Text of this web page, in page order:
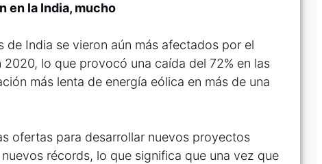
en la India, mucho
India se vieron aún más afectados por el
lo que provocó una caída del 72% en las
más lenta de energía eólica en más de una
ofertas para desarrollar nuevos proyectos
récords, lo que significa que una vez que